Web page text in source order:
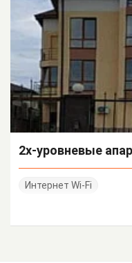
Интернет Wi-Fi